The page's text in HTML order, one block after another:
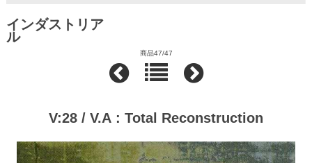
インダストリア
ル
商品47/47
V:28 / V.A : Total Reconstruction